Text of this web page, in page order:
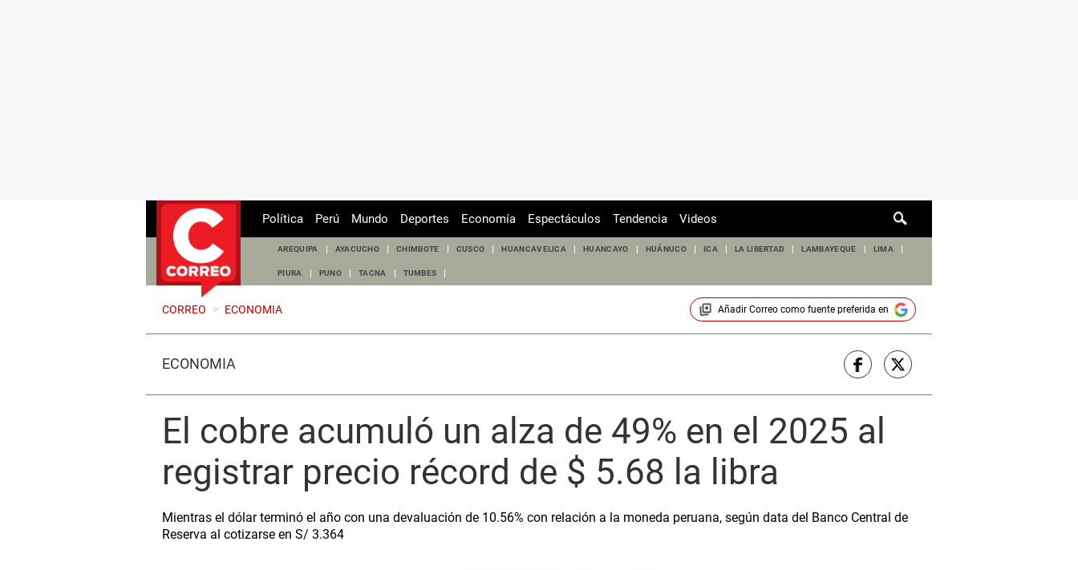
de
Política Perú Mundo Deportes Economía Espectáculos Tendencia Videos
AREQUIPA AYACUCHO CHIMBOTE CUSCO HUANCAVELICA HUANCAYO HUÁNUCO ICA LA LIBERTAD LAMBAYEQUE LIMA
PIURA PUNO TACNA TUMBES
CORREO > ECONOMIA Añadir Correocomo fuente preferida en
ECONOMÍA
El cobre acumuló un alza de 49% en el 2025 al
registrar precio récord de $ 5.68 la libra
Mientras el dólar terminó el año con una devaluación de 10.56% con relación a la moneda peruana, según data del Banco Central de
Reserva al cotizarse en S/ 3.364